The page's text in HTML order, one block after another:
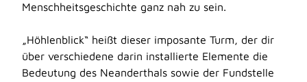
Menschheitsgeschichte ganz nah zu sein.
„Höhlenblick“ heißt dieser imposante Turm, der dir
über verschiedene darin installierte Elemente die
Bedeutung des Neanderthals sowie der Fundstelle